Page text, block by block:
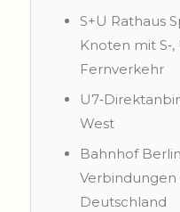
S+U Rathaus
Knoten mit S‑,
Fernverkehr
West
Bahnhof
Verbindungen
Deutschland